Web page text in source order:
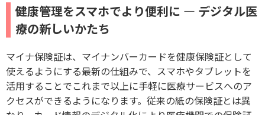
健康管理をスマホでより便利に — デジタル医
療の新しいかたち
マイナ保険証は、マイナンバーカードを健康保険証として
使えるようにする最新の仕組みで、スマホやタブレットを
活用することでこれまで以上に手軽に医療サービスへのア
クセスができるようになります。従来の紙の保険証とは異